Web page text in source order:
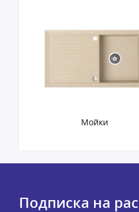
Мойки
Подписка на